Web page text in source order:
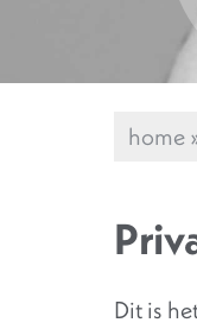
home
Dit is